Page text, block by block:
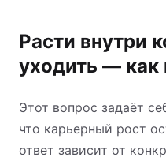
Расти внутри
уходить — как
Этот вопрос задаёт
что карьерный рост
ответ зависит от